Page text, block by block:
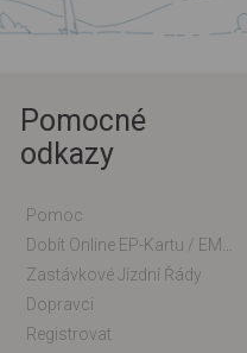
Pomocné
odkazy
Pomoc
Zastávkové Jízdní Řády
Dopravci
Registrovat